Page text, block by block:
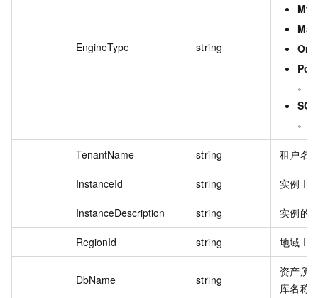
EngineType string
。
。
TenantName string 租户名
InstanceId string 实例 ID
InstanceDescription string 实例的
RegionId string 地域 ID
DbName string
资产所
库名称